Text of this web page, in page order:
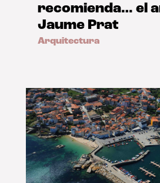
recomienda… el
Jaume Prat
Arquitectura